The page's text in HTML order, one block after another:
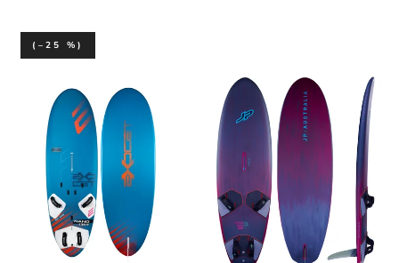
(–25 %)